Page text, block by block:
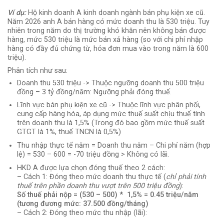
Ví dụ:Hộ kinh doanh A kinh doanh ngành bán phụ kiện xe cũ.
Năm 2026 anh A bán hàng có mức doanh thu là 530 triệu. Tuy
nhiên trong năm do thị trường khó khăn nên không bán được
hàng, mức 530 triệu là mức bán xả hàng (so với chi phí nhập
hàng có đầy đủ chứng từ, hóa đơn mua vào trong năm là 600
triệu).
Phân tích như sau:
Doanh thu 530 triệu -> Thuộc ngưỡng doanh thu 500 triệu
đồng – 3 tỷ đồng/năm: Ngưỡng phải đóng thuế.
Lĩnh vực bán phụ kiện xe cũ -> Thuộc lĩnh vực phân phối,
cung cấp hàng hóa, áp dụng mức thuế suất chịu thuế tính
trên doanh thu là 1,5% (Trong đó bao gồm mức thuế suất
GTGT là 1%, thuế TNCN là 0,5%)
Thu nhập thực tế năm = Doanh thu năm – Chi phí năm (hợp
lệ) = 530 – 600 = -70 triệu đồng > Không có lãi.
HKD A được lựa chọn đóng thuế theo 2 cách:
– Cách 1: Đóng theo mức doanh thu thực tế (chỉ phải tính
thuế trên phần doanh thu vượt trên 500 triệu đồng):
Số thuế phải nộp = (530 – 500) * 1,5% = 0.45 triệu/năm
(tương đương mức: 37.500 đồng/tháng)
– Cách 2: Đóng theo mức thu nhập (lãi):